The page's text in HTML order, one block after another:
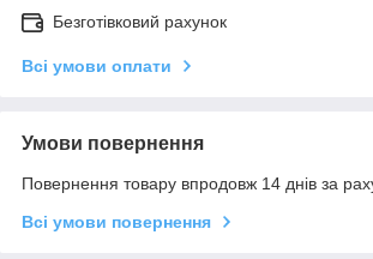
Безготівковий рахунок
Всі умови оплати
Умови повернення
Повернення товару впродовж 14 днів за
Всі умови повернення